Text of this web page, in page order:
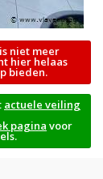
niet meer
hier helaas
bieden.
actuele veiling
pagina voor